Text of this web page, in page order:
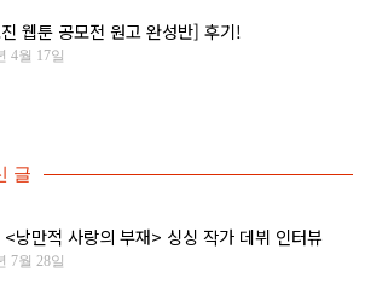
웹툰 공모전 원고 완성반] 후기!
4월 17일
글
낭만적 사랑의 부재> 싱싱 작가 데뷔 인터뷰
7월 28일